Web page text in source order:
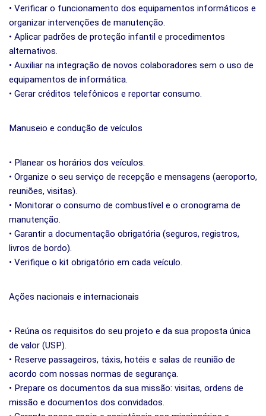
• Verificar o funcionamento dos equipamentos informáticos e
organizar intervenções de manutenção.
• Aplicar padrões de proteção infantil e procedimentos
alternativos.
• Auxiliar na integração de novos colaboradores sem o uso de
equipamentos de informática.
• Gerar créditos telefônicos e reportar consumo.
Manuseio e condução de veículos
• Planear os horários dos veículos.
• Organize o seu serviço de recepção e mensagens (aeroporto,
reuniões, visitas).
• Monitorar o consumo de combustível e o cronograma de
manutenção.
• Garantir a documentação obrigatória (seguros, registros,
livros de bordo).
• Verifique o kit obrigatório em cada veículo.
Ações nacionais e internacionais
• Reúna os requisitos do seu projeto e da sua proposta única
de valor (USP).
• Reserve passageiros, táxis, hotéis e salas de reunião de
acordo com nossas normas de segurança.
• Prepare os documentos da sua missão: visitas, ordens de
missão e documentos dos convidados.